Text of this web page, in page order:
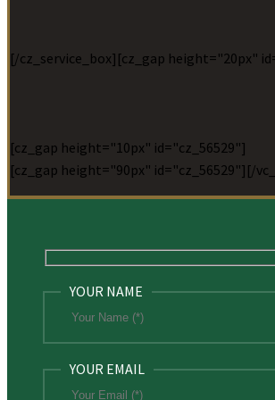
[/cz_service_box][cz_gap height="20px"
[cz_gap height="10px" id="cz_56529"]
[cz_gap height="90px" id="cz_56529"][/
YOUR NAME
YOUR EMAIL